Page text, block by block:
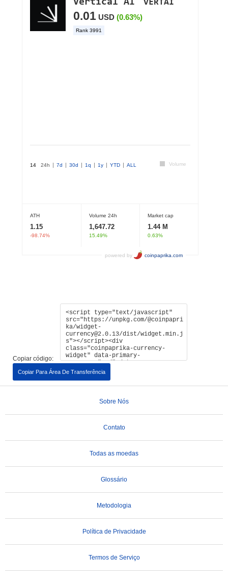
Copiar código:
Copiar Para Área De Transferência
Sobre Nós
Contato
Todas as moedas
Glossário
Metodologia
Política de Privacidade
Termos de Serviço